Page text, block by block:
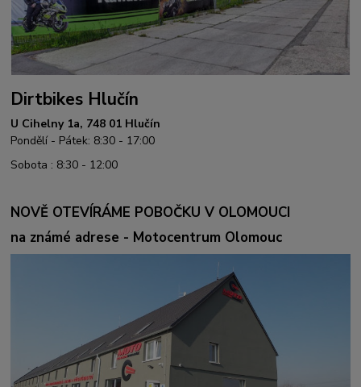
Dirtbikes Hlučín
U Cihelny 1a, 748 01 Hlučín
Pondělí - Pátek: 8:30 - 17:00
Sobota : 8:30 - 12:00
NOVĚ OTEVÍRÁME POBOČKU V OLOMOUCI
na známé adrese - Motocentrum Olomouc